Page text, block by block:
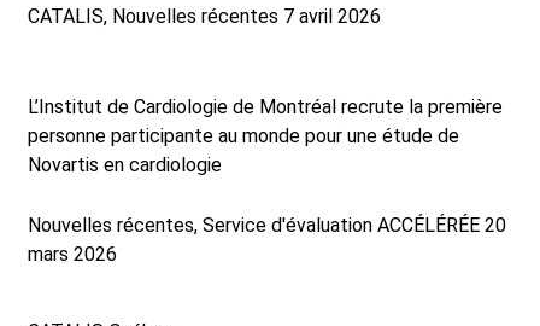
CATALIS, Nouvelles récentes 7 avril 2026
L’Institut de Cardiologie de Montréal recrute la première
personne participante au monde pour une étude de
Novartis en cardiologie
Nouvelles récentes, Service d'évaluation ACCÉLÉRÉE 20
mars 2026